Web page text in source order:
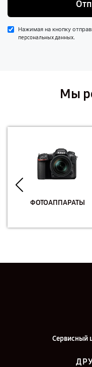
Нажимая на кнопку
персональных данных.
Мы
ФОТОАППАРАТЫ
Сервисный